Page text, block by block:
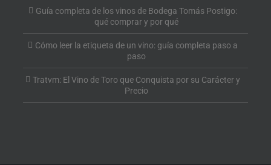
Guía completa de los vinos de Bodega Tomás Postigo:
qué comprar y por qué
Cómo leer la etiqueta de un vino: guía completa paso a
paso
Tratvm: El Vino de Toro que Conquista por su Carácter y
Precio